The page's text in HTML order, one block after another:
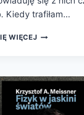
Kiedy trafiłam…
WIĘCEJ GARŚĆ
KTÓRYCH
NIE
SIĘ